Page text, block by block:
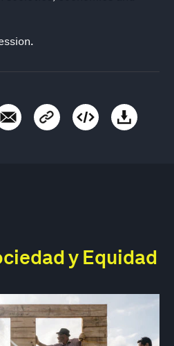
y Equidad